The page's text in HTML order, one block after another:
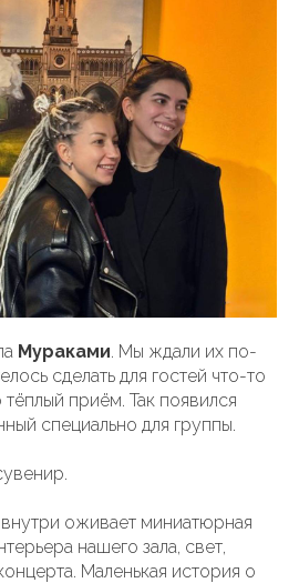
Мураками. Мы ждали их по-
сделать для гостей что-то
приём. Так появился
специально для группы.
оживает миниатюрная
нашего зала, свет,
Маленькая история о